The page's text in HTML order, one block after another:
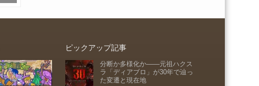
ピックアップ記事
分断か多様化か――元祖ハクス
ラ「ディアブロ」が30年で辿っ
た変遷と現在地